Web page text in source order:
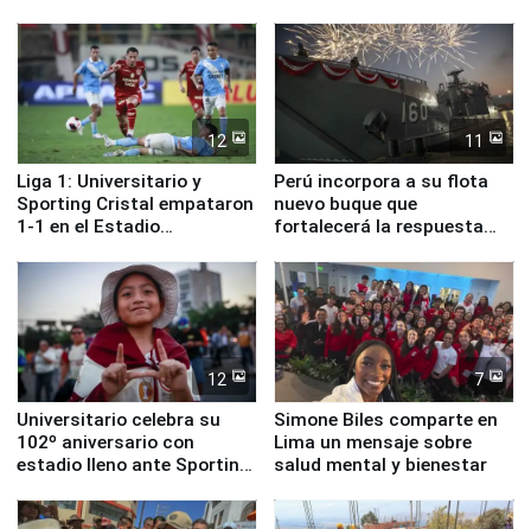
12
Liga 1: Universitario y
Sporting Cristal empataron
1-1 en el Estadio
11
Perú incorpora a su flota
nuevo buque que
fortalecerá la respuesta
12
Universitario celebra su
102º aniversario con
estadio lleno ante Sporting
7
Simone Biles comparte en
Lima un mensaje sobre
salud mental y bienestar